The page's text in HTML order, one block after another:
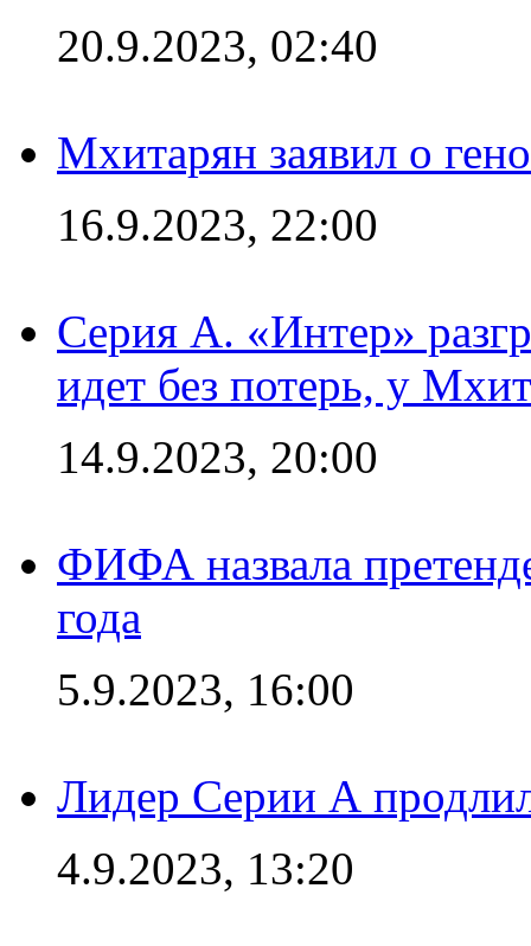
20.9.2023, 02:40
Мхитарян заявил о
16.9.2023, 22:00
Серия А. «Интер»
идет без потерь, у
14.9.2023, 20:00
ФИФА назвала
года
5.9.2023, 16:00
Лидер Серии А
4.9.2023, 13:20